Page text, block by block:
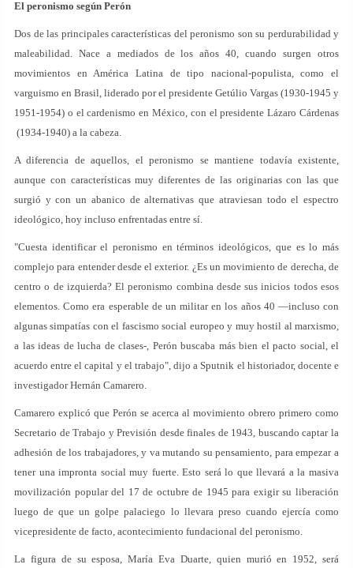
El peronismo según Perón
Dos de las principales características del peronismo son su perdurabilidad y
maleabilidad. Nace a mediados de los años 40, cuando surgen otros
movimientos en América Latina de tipo nacional-populista, como el
varguismo en Brasil, liderado por el presidente Getúlio Vargas (1930-1945 y
1951-1954) o el cardenismo en México, con el presidente Lázaro Cárdenas
(1934-1940) a la cabeza.
A diferencia de aquellos, el peronismo se mantiene todavía existente,
aunque con características muy diferentes de las originarias con las que
surgió y con un abanico de alternativas que atraviesan todo el espectro
ideológico, hoy incluso enfrentadas entre sí.
"Cuesta identificar el peronismo en términos ideológicos, que es lo más
complejo para entender desde el exterior. ¿Es un movimiento de derecha, de
centro o de izquierda? El peronismo combina desde sus inicios todos esos
elementos. Como era esperable de un militar en los años 40 —incluso con
algunas simpatías con el fascismo social europeo y muy hostil al marxismo,
a las ideas de lucha de clases-, Perón buscaba más bien el pacto social, el
acuerdo entre el capital y el trabajo", dijo a Sputnik el historiador, docente e
investigador Hernán Camarero.
Camarero explicó que Perón se acerca al movimiento obrero primero como
Secretario de Trabajo y Previsión desde finales de 1943, buscando captar la
adhesión de los trabajadores, y va mutando su pensamiento, para empezar a
tener una impronta social muy fuerte. Esto será lo que llevará a la masiva
movilización popular del 17 de octubre de 1945 para exigir su liberación
luego de que un golpe palaciego lo llevara preso cuando ejercía como
vicepresidente de facto, acontecimiento fundacional del peronismo.
La figura de su esposa, María Eva Duarte, quien murió en 1952, será